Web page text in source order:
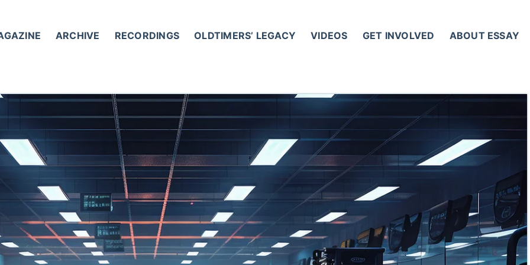
ARCHIVE RECORDINGS OLDTIMERS’ LEGACY VIDEOS GET INVOLVED ABOUT ESSAY